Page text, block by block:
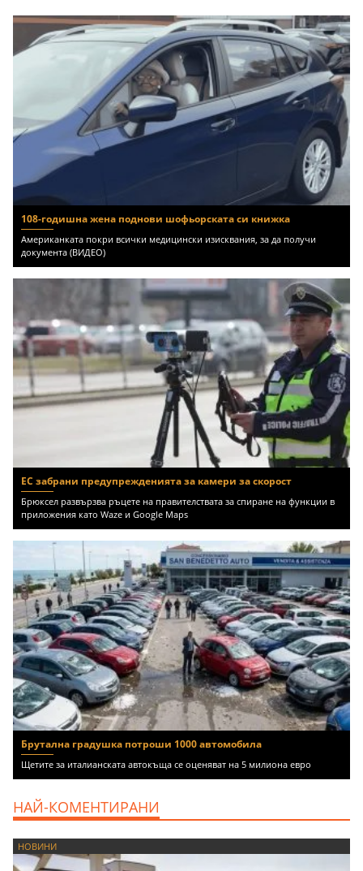
108-годишна жена поднови шофьорската си книжка
Американката покри всички медицински изисквания, за да получи
документа (ВИДЕО)
ЕС забрани предупрежденията за камери за скорост
Брюксел развързва ръцете на правителствата за спиране на функции в
приложения като Waze и Google Maps
Брутална градушка потроши 1000 автомобила
Щетите за италианската автокъща се оценяват на 5 милиона евро
НАЙ-КОМЕНТИРАНИ
НОВИНИ